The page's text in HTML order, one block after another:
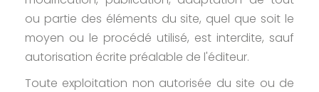
ou partie des éléments du site, quel que soit le
moyen ou le procédé utilisé, est interdite, sauf
autorisation écrite préalable de l'éditeur.
Toute exploitation non autorisée du site ou de